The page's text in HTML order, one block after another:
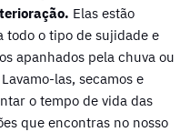
Elas estão
todo o tipo de sujidade e
apanhados pela chuva ou
las, secamos e
o tempo de vida das
que encontras no nosso